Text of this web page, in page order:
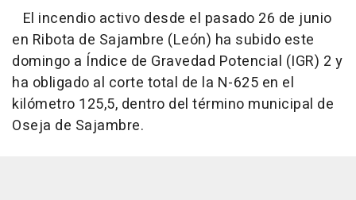
El incendio activo desde el pasado 26 de junio
en Ribota de Sajambre (León) ha subido este
domingo a Índice de Gravedad Potencial (IGR) 2 y
ha obligado al corte total de la N-625 en el
kilómetro 125,5, dentro del término municipal de
Oseja de Sajambre.